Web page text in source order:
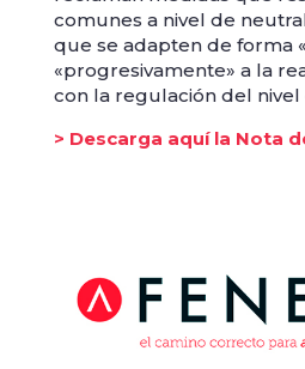
comunes a nivel de
que se adapten de forma
«progresivamente» a la
con la regulación del nivel
> Descarga aquí la Nota